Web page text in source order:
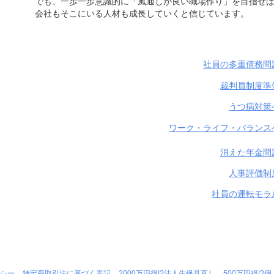
会社もそこにいる人材も成長していくと信じています。
社員の多重債務問
裁判員制度準
うつ病対策
ワーク・ライフ・バランス
消えた年金問
人事評価制
社員の運転モラ